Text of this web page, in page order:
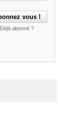
Déjà abonné ?